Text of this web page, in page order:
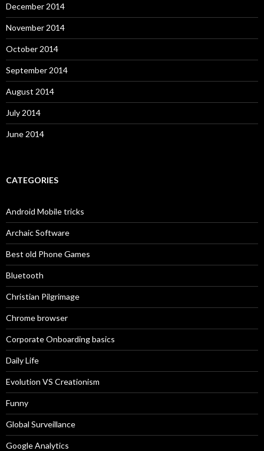
December 2014
November 2014
October 2014
September 2014
August 2014
July 2014
June 2014
CATEGORIES
Android Mobile tricks
Archaic Software
Best old Phone Games
Bluetooth
Christian Pilgrimage
Chrome browser
Corporate Onboarding basics
Daily Life
Evolution VS Creationism
Funny
Global Surveillance
Google Analytics